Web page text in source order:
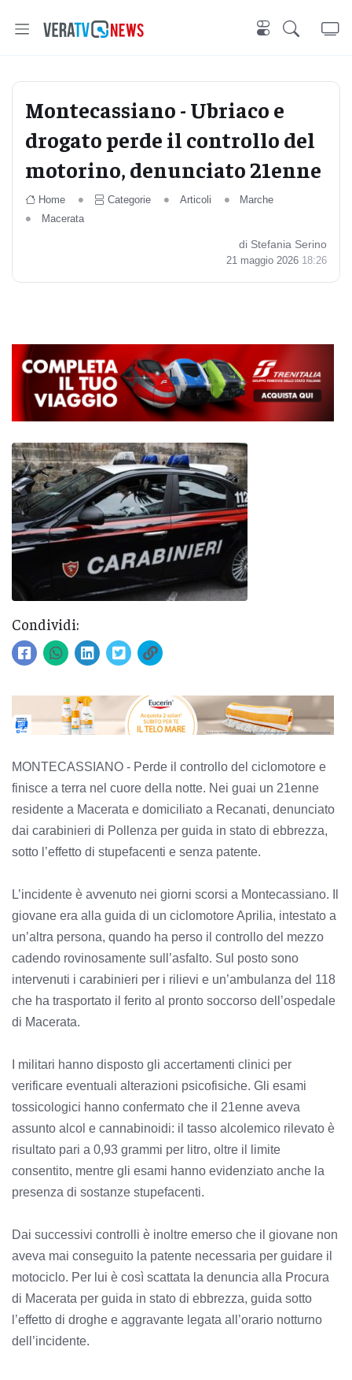
Montecassiano - Ubriaco e
drogato perde il controllo del
motorino, denunciato 21enne
Home Categorie Articoli
Marche
Macerata
di Stefania Serino
21 maggio 2026 18:26
Condividi:
MONTECASSIANO - Perde il controllo del ciclomotore e
finisce a terra nel cuore della notte. Nei guai un 21enne
residente a Macerata e domiciliato a Recanati, denunciato
dai carabinieri di Pollenza per guida in stato di ebbrezza,
sotto l’effetto di stupefacenti e senza patente.
L’incidente è avvenuto nei giorni scorsi a Montecassiano. Il
giovane era alla guida di un ciclomotore Aprilia, intestato a
un’altra persona, quando ha perso il controllo del mezzo
cadendo rovinosamente sull’asfalto. Sul posto sono
intervenuti i carabinieri per i rilievi e un’ambulanza del 118
che ha trasportato il ferito al pronto soccorso dell’ospedale
di Macerata.
I militari hanno disposto gli accertamenti clinici per
verificare eventuali alterazioni psicofisiche. Gli esami
tossicologici hanno confermato che il 21enne aveva
assunto alcol e cannabinoidi: il tasso alcolemico rilevato è
risultato pari a 0,93 grammi per litro, oltre il limite
consentito, mentre gli esami hanno evidenziato anche la
presenza di sostanze stupefacenti.
Dai successivi controlli è inoltre emerso che il giovane non
aveva mai conseguito la patente necessaria per guidare il
motociclo. Per lui è così scattata la denuncia alla Procura
di Macerata per guida in stato di ebbrezza, guida sotto
l’effetto di droghe e aggravante legata all’orario notturno
dell’incidente.